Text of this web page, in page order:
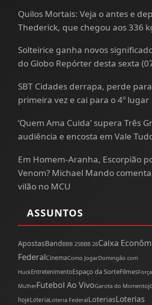
Quilos Mortais: Veja o antes e
Thederick, que chegou aos 336
Solteirice ganha novos
do Globo Repórter desta sexta
SBT Cidades derrapa, perde
primeira vez e cai para o 4º lugar
‘Quem Ama Cuida’ supera Três
audiência e encosta em Vale
Em Homem-Aranha, Escorpião
Venom? Michael Mando
vilão no MCU
ASSUNTOS
ApostasBandBBB 25BBB 26Caixa
FederalCinemaComo JogarDomingão com
HuckEntretenimentoEspaço da SorteFilmes
MulherFutebol Ao VivoGarota do Momento
hojeLoteriaLoteria FederalLoteriasLoterias